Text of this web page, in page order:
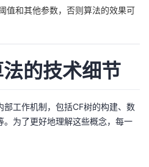
值和其他参数，否则算法的效果可
的技术细节
部工作机制，包括CF树的构建、数
为了更好地理解这些概念，每一